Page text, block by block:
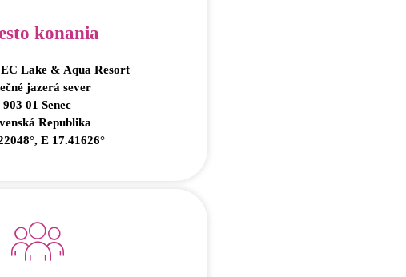
konania
Lake & Aqua Resort
jazerá sever
903 01 Senec
Republika
E 17.41626°